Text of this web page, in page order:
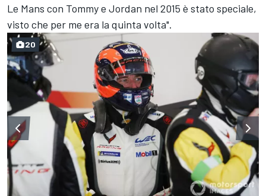
Le Mans con Tommy e Jordan nel 2015 è stato speciale,
visto che per me era la quinta volta".
20